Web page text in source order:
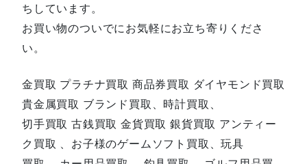
ちしています。
お買い物のついでにお気軽にお立ち寄りくださ
い。
金買取 プラチナ買取 商品券買取 ダイヤモンド買取
貴金属買取 ブランド買取、時計買取、
切手買取 古銭買取 金貨買取 銀貨買取 アンティー
ク買取 、お子様のゲームソフト買取、玩具